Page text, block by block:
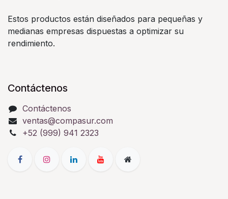
Estos productos están diseñados para pequeñas y
medianas empresas dispuestas a optimizar su
rendimiento.
Contáctenos
Contáctenos
ventas@compasur.com
+52 (999) 941 2323